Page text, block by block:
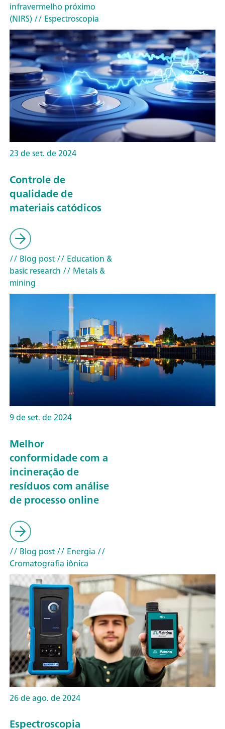
infravermelho próximo
(NIRS)// Espectroscopia
23 de set. de 2024
Controle de
qualidade de
materiais catódicos
// Blog post// Education &
basic research // Metals &
mining
9 de set. de 2024
Melhor
conformidade com a
incineração de
resíduos com análise
de processo online
// Blog post// Energia //
Cromatografia iônica
26 de ago. de 2024
Espectroscopia